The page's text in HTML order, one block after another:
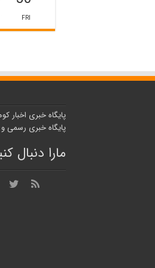
FRI
پایگاه خبری اخبار
پایگاه خبری رسمی
مارا دنبال